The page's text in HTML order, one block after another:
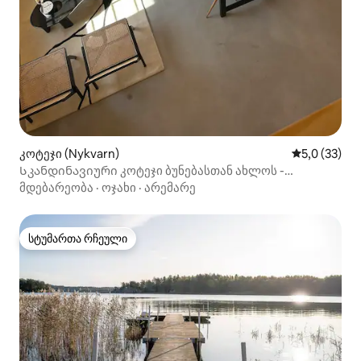
კოტეჯი (Nykvarn) საშუალო
5,0 (33)
Სკანდინავიური კოტეჯი ბუნებასთან ახლოს -
სტოკჰოლმიდან 30 წუთის სავალზე
მდებარეობა · ოჯახი · არემარე
სტუმართა რჩეული
სტუმართა რჩეული